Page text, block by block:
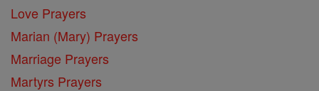
Love Prayers
Marian (Mary) Prayers
Marriage Prayers
Martyrs Prayers